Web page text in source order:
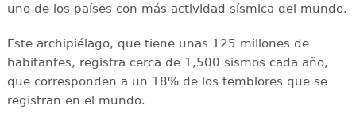
uno de los países con más actividad sísmica del mundo.
Este archipiélago, que tiene unas 125 millones de
habitantes, registra cerca de 1,500 sismos cada año,
que corresponden a un 18% de los temblores que se
registran en el mundo.